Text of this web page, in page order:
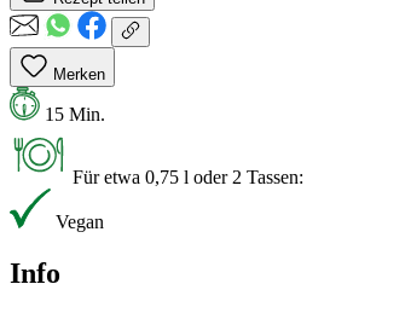
Merken
15 Min.
Für etwa 0,75 l oder 2 Tassen:
Vegan
Info